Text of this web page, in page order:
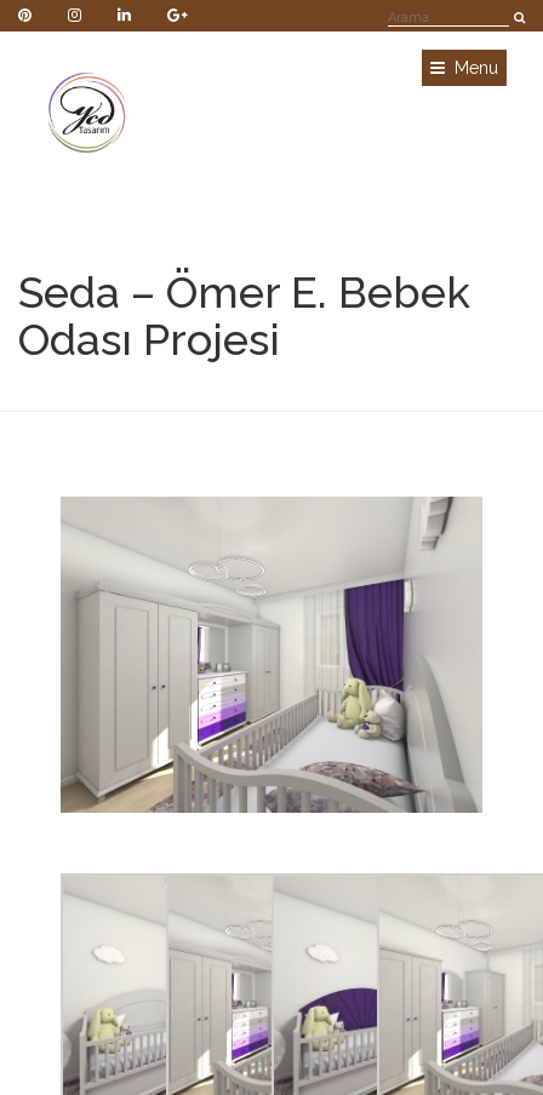
Menu
Seda – Ömer E. Bebek
Odası Projesi